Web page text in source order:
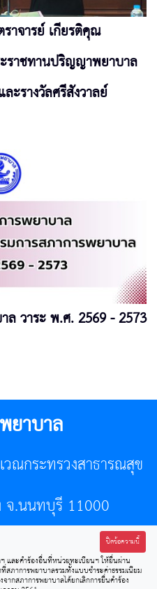
าจารย์ เกียรติคุณ
ราชทานปริญญาพยาบาล
รางวัลศรีสังวาลย์
ล วาระ พ.ศ. 2569 - 2573
ยาบาล
ณกระทรวงสาธารณสุข
จ.นนทบุรี 11000
ร 0-2589-7121 E-mail :
ปิดข้อความนี้
และคำร้องอื่นที่หน่วยทะเบียนฯ ให้ยื่นผ่าน
ภาการพยาบาลรวมทั้งแบบชำระค่าธรรมเนียม
ากสภาการพยาบาลได้ยกเลิกการยื่นคำร้อง